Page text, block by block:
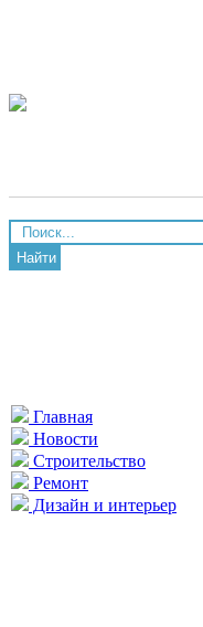
Найти
Главная
Новости
Строительство
Ремонт
Дизайн и интерьер